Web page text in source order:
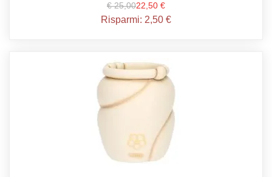
€ 25,0022,50 €
Risparmi: 2,50 €